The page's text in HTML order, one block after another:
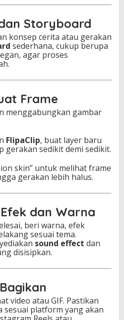
Storyboard
konsep cerita atau gerakan
sederhana, cukup berupa
agar proses
Frame
menggabungkan gambar
FlipaClip, buat layer baru
gerakan sedikit demi sedikit.
skin” untuk melihat frame
gerakan lebih halus.
dan Warna
beri warna, efek
sesuai tema.
sound effect dan
disisipkan.
video atau GIF. Pastikan
sesuai platform yang akan